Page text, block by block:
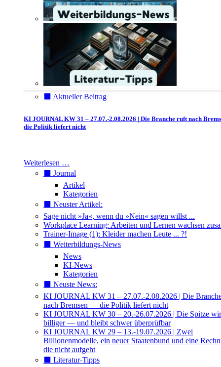
⬛️ Aktueller Beitrag
KI JOURNAL KW 31 – 27.07.-2.08.2026 | Die Branche ruft nach
die Politik liefert nicht
Weiterlesen …
⬛️ Journal
Artikel
Kategorien
⬛️ Neuster Artikel:
Sage nicht »Ja«, wenn du »Nein« sagen willst ...
Workplace Learning: Arbeiten und Lernen wachsen
Trainer-Image (1): Kleider machen Leute ... ?!
⬛️ Weiterbildungs-News
News
KI-News
Kategorien
⬛️ Neuste News:
KI JOURNAL KW 31 – 27.07.-2.08.2026 | Die
nach Bremsen — die Politik liefert nicht
KI JOURNAL KW 30 – 20.-26.07.2026 | Die Spitze
billiger — und bleibt schwer überprüfbar
KI JOURNAL KW 29 – 13.-19.07.2026 | Zwei
Billionenmodelle, ein neuer Staatenbund und eine
die nicht aufgeht
⬛️ Literatur-Tipps